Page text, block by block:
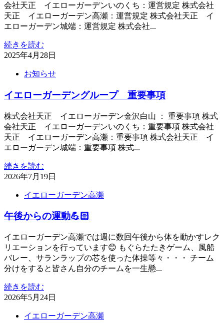
会社天正 イエローガーデンいのくち：運営規定 株式会社
天正 イエローガーデン高瀬：運営規定 株式会社天正 イ
エローガーデン城端：運営規定 株式会社...
続きを読む
2025年4月28日
お知らせ
イエローガーデングループ 重要事項
株式会社天正 イエローガーデン金沢白山 ： 重要事項 株式
会社天正 イエローガーデンいのくち：重要事項 株式会社
天正 イエローガーデン高瀬：重要事項 株式会社天正 イ
エローガーデン城端：重要事項 株式...
続きを読む
2026年7月19日
イエローガーデン高瀬
午後からの運動💪🏻
イエローガーデン高瀬では週に数回午後から体を動かすレク
リエーションを行っています😊 もぐらたたきゲーム、風船
バレー、サランラップの芯を使った体操等々・・・ チーム
分けをすると皆さん自分のチームを一生懸...
続きを読む
2026年5月24日
イエローガーデン高瀬